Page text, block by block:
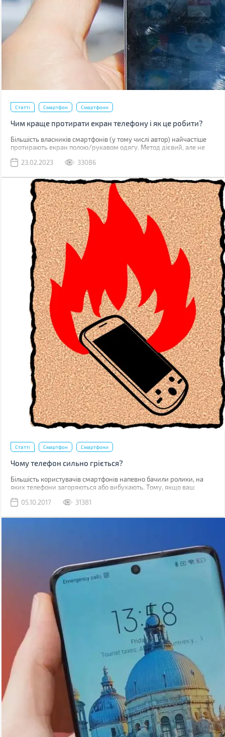
Статті Смартфон Смартфони
Чим краще протирати екран телефону і як це робити?
Більшість власників смартфонів (у тому числі автор) найчастіше
протирають екран полою/рукавом одягу. Метод дієвий, але не
уважно придивитесь до дисплея, скоріше за все побачите
очищення.
23.02.2023 33086
Статті Смартфон Смартфони
Чому телефон сильно гріється?
Більшість користувачів смартфонів напевно бачили ролики, на
яких телефони загоряються або вибухають. Тому, якщо ваш
безпечно.
05.10.2017 31381